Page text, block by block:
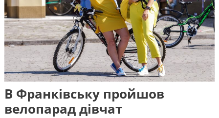
В Франківську пройшов
велопарад дівчат